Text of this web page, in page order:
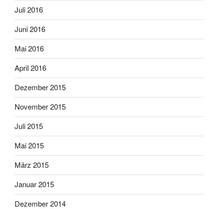
Juli 2016
Juni 2016
Mai 2016
April 2016
Dezember 2015
November 2015
Juli 2015
Mai 2015
März 2015
Januar 2015
Dezember 2014